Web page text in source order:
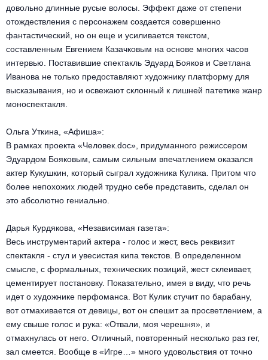
довольно длинные русые волосы. Эффект даже от степени
отождествления с персонажем создается совершенно
фантастический, но он еще и усиливается текстом,
составленным Евгением Казачковым на основе многих часов
интервью. Поставившие спектакль Эдуард Бояков и Светлана
Иванова не только предоставляют художнику платформу для
высказывания, но и освежают склонный к лишней патетике жанр
моноспектакля.
Ольга Уткина, «Афиша»:
В рамках проекта «Человек.doc», придуманного режиссером
Эдуардом Бояковым, самым сильным впечатлением оказался
актер Кукушкин, который сыграл художника Кулика. Притом что
более непохожих людей трудно себе представить, сделал он
это абсолютно гениально.
Дарья Курдякова, «Независимая газета»:
Весь инструментарий актера - голос и жест, весь реквизит
спектакля - стул и увесистая кипа текстов. В определенном
смысле, с формальных, технических позиций, жест склеивает,
цементирует постановку. Показательно, имея в виду, что речь
идет о художнике перфоманса. Вот Кулик стучит по барабану,
вот отмахивается от девицы, вот он спешит за просветлением, а
ему свыше голос и рука: «Отвали, моя черешня», и
отмахнулась от него. Отличный, повторенный несколько раз гег,
зал смеется. Вообще в «Игре…» много удовольствия от точно